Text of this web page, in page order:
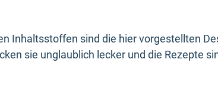
Inhaltsstoffen sind die hier vorgestellten
sie unglaublich lecker und die Rezepte